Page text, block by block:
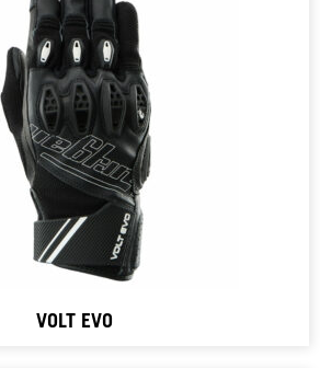
VOLT EVO